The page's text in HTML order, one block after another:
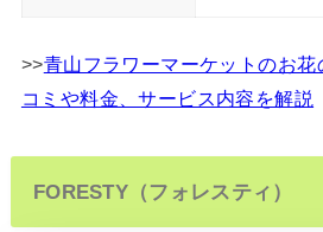
>>青山フラワーマーケットのお花
コミや料金、サービス内容を解説
FORESTY（フォレスティ）